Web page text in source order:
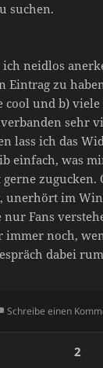
suchen.
neidlos
Eintrag zu
cool und b) viele
sehr
lass ich das
einfach, was
zugucken.
unerhört im
Fans
immer noch,
dabei
Schreibe einen
SEITE2